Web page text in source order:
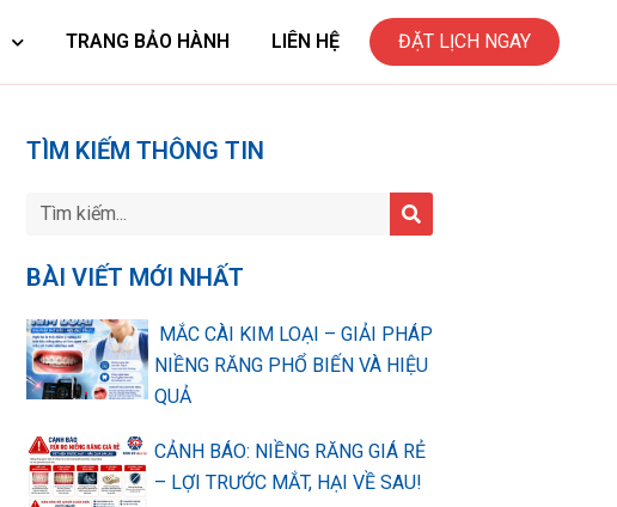
TRANG BẢO HÀNH LIÊN HỆ ĐẶT LỊCH NGAY
TÌM KIẾM THÔNG TIN
BÀI VIẾT MỚI NHẤT
MẮC CÀI KIM LOẠI – GIẢI PHÁP
NIỀNG RĂNG PHỔ BIẾN VÀ HIỆU
QUẢ
CẢNH BÁO: NIỀNG RĂNG GIÁ RẺ
– LỢI TRƯỚC MẮT, HẠI VỀ SAU!